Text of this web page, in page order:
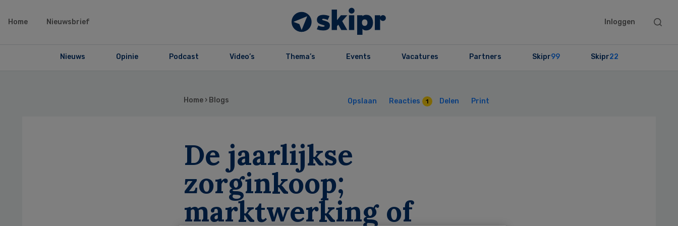
Home Nieuwsbrief Inloggen
Search
Nieuws Opinie Podcast Video’s Thema’s Events Vacatures Partners Skipr99 Skipr22
Home › Blogs Opslaan Reacties 1 Delen Print
De jaarlijkse
zorginkoop;
marktwerking of